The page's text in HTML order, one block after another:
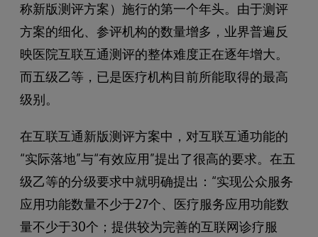
称新版测评方案）施行的第一个年头。由于测评
方案的细化、参评机构的数量增多，业界普遍反
映医院互联互通测评的整体难度正在逐年增大。
而五级乙等，已是医疗机构目前所能取得的最高
级别。
在互联互通新版测评方案中，对互联互通功能的
“实际落地”与“有效应用”提出了很高的要求。在五
级乙等的分级要求中就明确提出：“实现公众服务
应用功能数量不少于27个、医疗服务应用功能数
量不少于30个；提供较为完善的互联网诊疗服